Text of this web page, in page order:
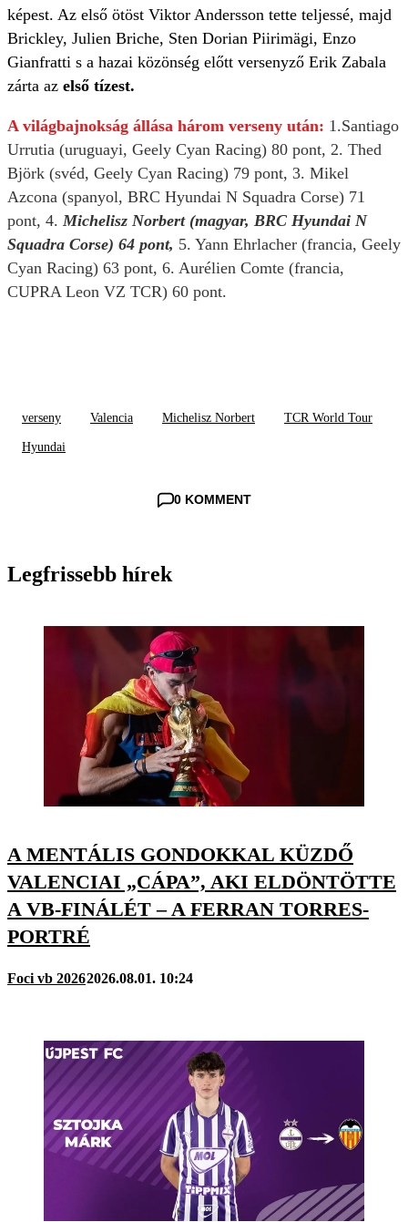
képest. Az első ötöst Viktor Andersson tette teljessé, majd
Brickley, Julien Briche, Sten Dorian Piirimägi, Enzo
Gianfratti s a hazai közönség előtt versenyző Erik Zabala
zárta az első tízest.
A világbajnokság állása három verseny után: 1.Santiago
Urrutia (uruguayi, Geely Cyan Racing) 80 pont, 2. Thed
Björk (svéd, Geely Cyan Racing) 79 pont, 3. Mikel
Azcona (spanyol, BRC Hyundai N Squadra Corse) 71
pont, 4.Michelisz Norbert (magyar, BRC Hyundai N
Squadra Corse) 64 pont, 5. Yann Ehrlacher (francia, Geely
Cyan Racing) 63 pont, 6. Aurélien Comte (francia,
CUPRA Leon VZ TCR) 60 pont.
verseny Valencia Michelisz Norbert TCR World Tour
Hyundai
0 KOMMENT
Legfrissebb hírek
A MENTÁLIS GONDOKKAL KÜZDŐ
VALENCIAI „CÁPA”, AKI ELDÖNTÖTTE
A VB-FINÁLÉT – A FERRAN TORRES-
PORTRÉ
Foci vb 20262026.08.01. 10:24